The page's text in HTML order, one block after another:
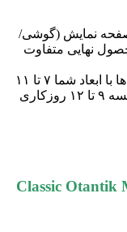
نمایش (گوشی/
درصد با محصول نهایی متفاوت
ساخت محصولات سفارشی مانند پرده‌ها با ابعاد شما ۷ تا ۱۱
روزکاری و پرده‌های کرکره چوبی و پلیسه ۹ تا ۱۲ روزکاری